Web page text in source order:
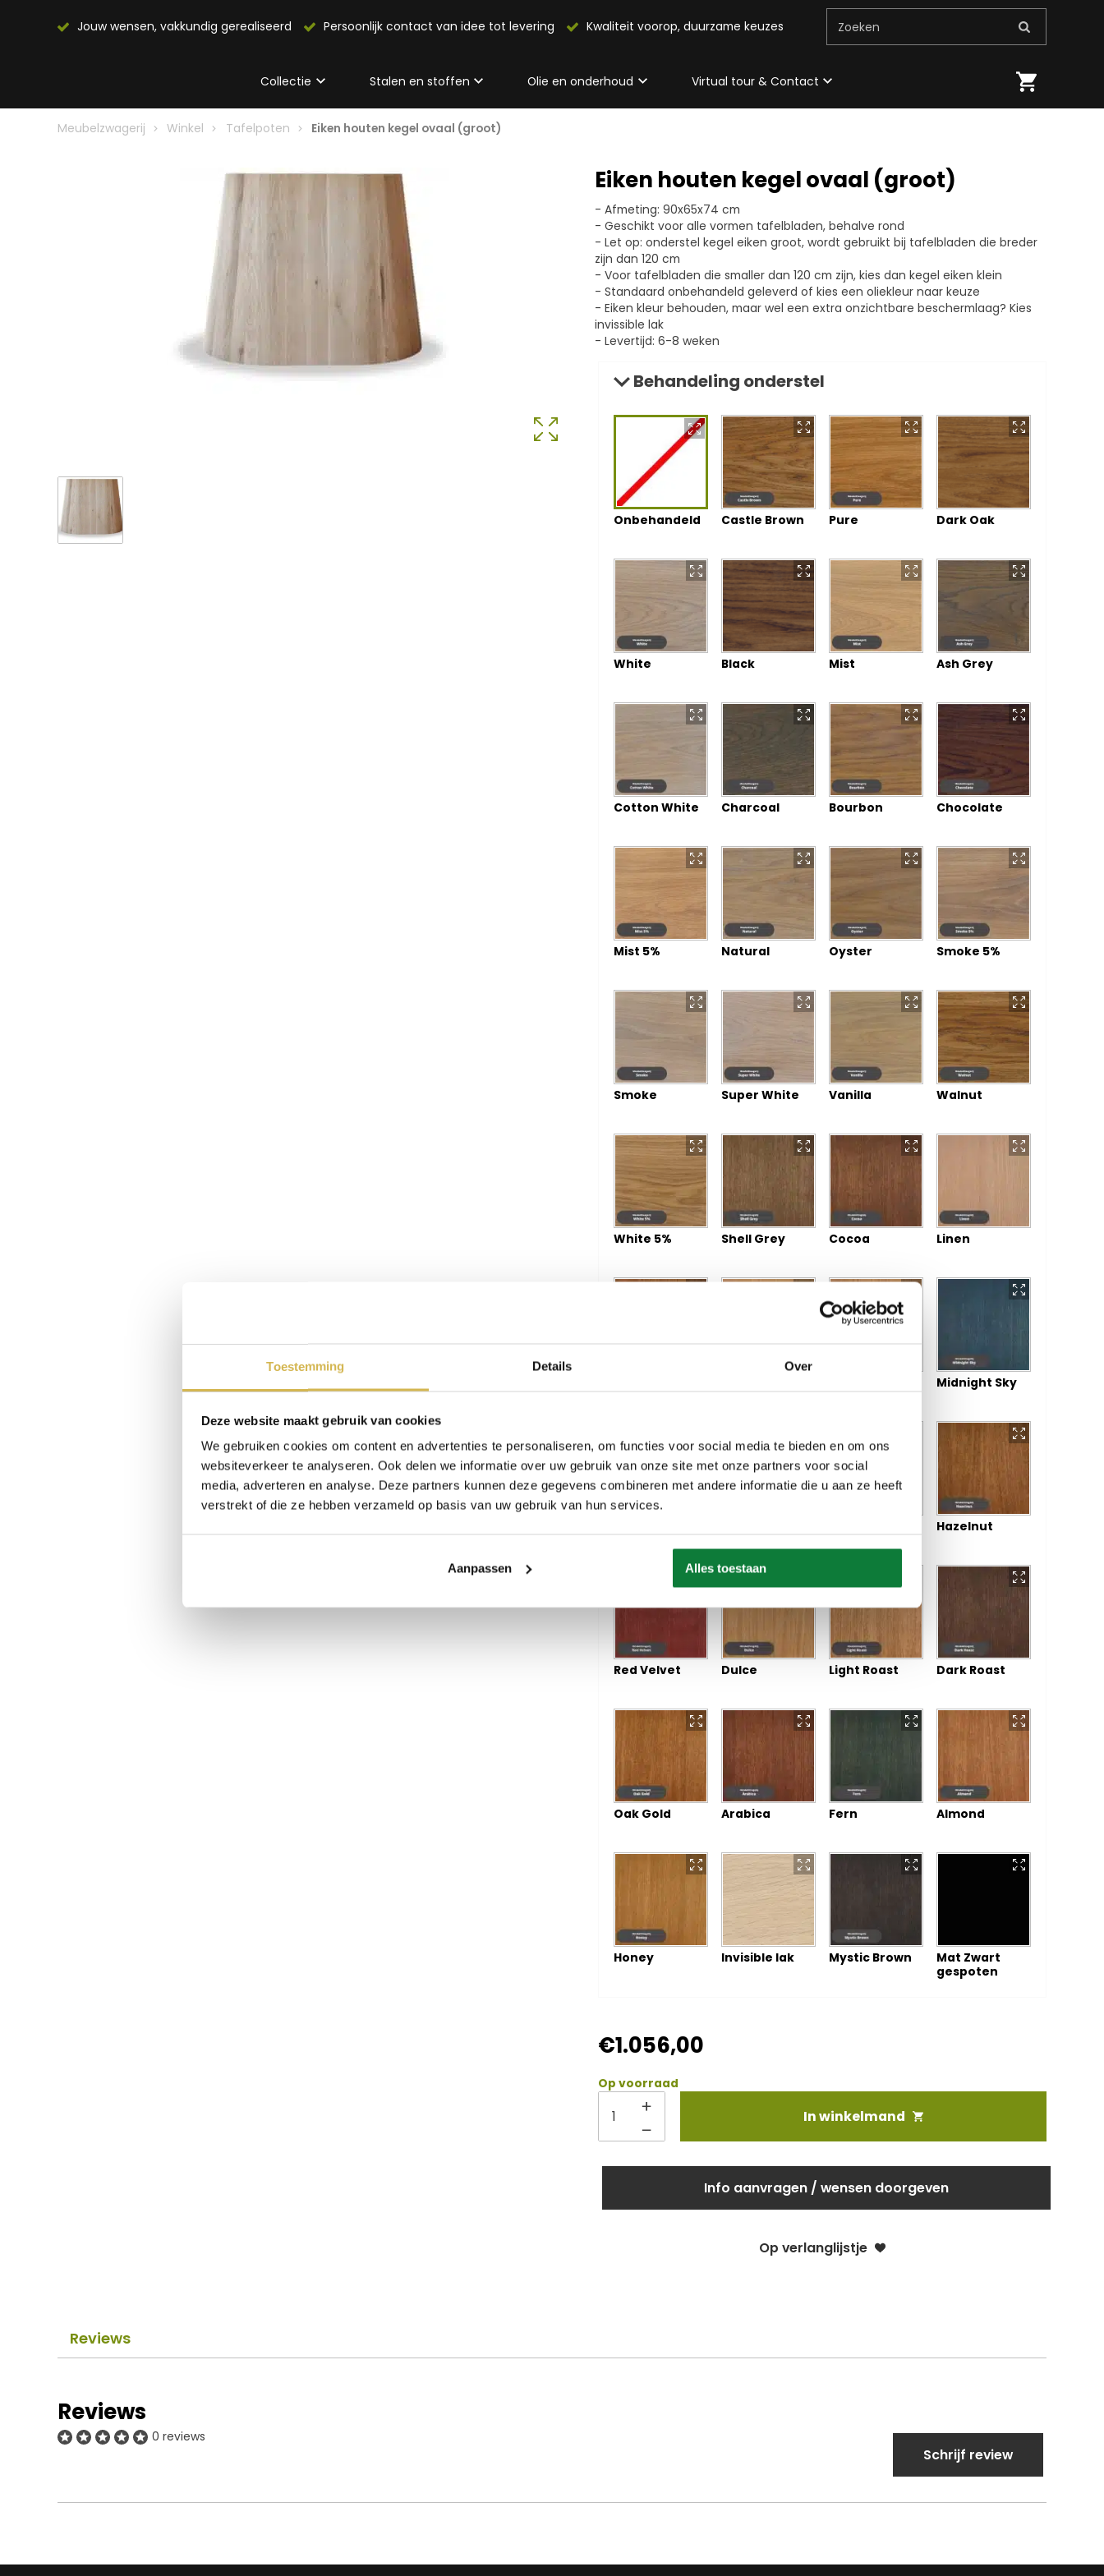
Toestemming Details Over
Deze website maakt gebruik van cookies
We gebruiken cookies om content en advertenties te personaliseren, om functies voor social media te bieden en om ons
websiteverkeer te analyseren. Ook delen we informatie over uw gebruik van onze site met onze partners voor social
media, adverteren en analyse. Deze partners kunnen deze gegevens combineren met andere informatie die u aan ze heeft
verstrekt of die ze hebben verzameld op basis van uw gebruik van hun services.
Aanpassen Alles toestaan
Jouw wensen, vakkundig gerealiseerd Persoonlijk contact van idee tot levering Kwaliteit voorop, duurzame keuzes Zoeken
Collectie Stalen en stoffen Olie en onderhoud Virtual tour & Contact
Meubelzwagerij Winkel Tafelpoten Eiken houten kegel ovaal (groot)
Eiken houten kegel ovaal (groot)
- Afmeting: 90x65x74 cm
- Geschikt voor alle vormen tafelbladen, behalve rond
- Let op: onderstel kegel eiken groot, wordt gebruikt bij tafelbladen die breder
zijn dan 120 cm
- Voor tafelbladen die smaller dan 120 cm zijn, kies dan kegel eiken klein
- Standaard onbehandeld geleverd of kies een oliekleur naar keuze
- Eiken kleur behouden, maar wel een extra onzichtbare beschermlaag? Kies
invissible lak
- Levertijd: 6-8 weken
Behandeling onderstel
Onbehandeld Castle Brown Pure Dark Oak
White Black Mist Ash Grey
Cotton White Charcoal Bourbon Chocolate
Mist 5% Natural Oyster Smoke 5%
Smoke Super White Vanilla Walnut
White 5% Shell Grey Cocoa Linen
Midnight Sky
Hazelnut
Red Velvet Dulce Light Roast Dark Roast
Oak Gold Arabica Fern Almond
Honey Invisible lak Mystic Brown
Mat Zwart
gespoten
€1.056,00
Op voorraad
In winkelmand
Info aanvragen / wensen doorgeven
Op verlanglijstje
Reviews
Reviews
0 reviews
Schrijf review